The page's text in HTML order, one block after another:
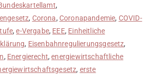
,
, Corona, Coronapandemie, COVID-
,e-Vergabe, EEE, Einheitliche
, Eisenbahnregulierungsgesetz,
, Energierecht,energiewirtschaftliche
, erste